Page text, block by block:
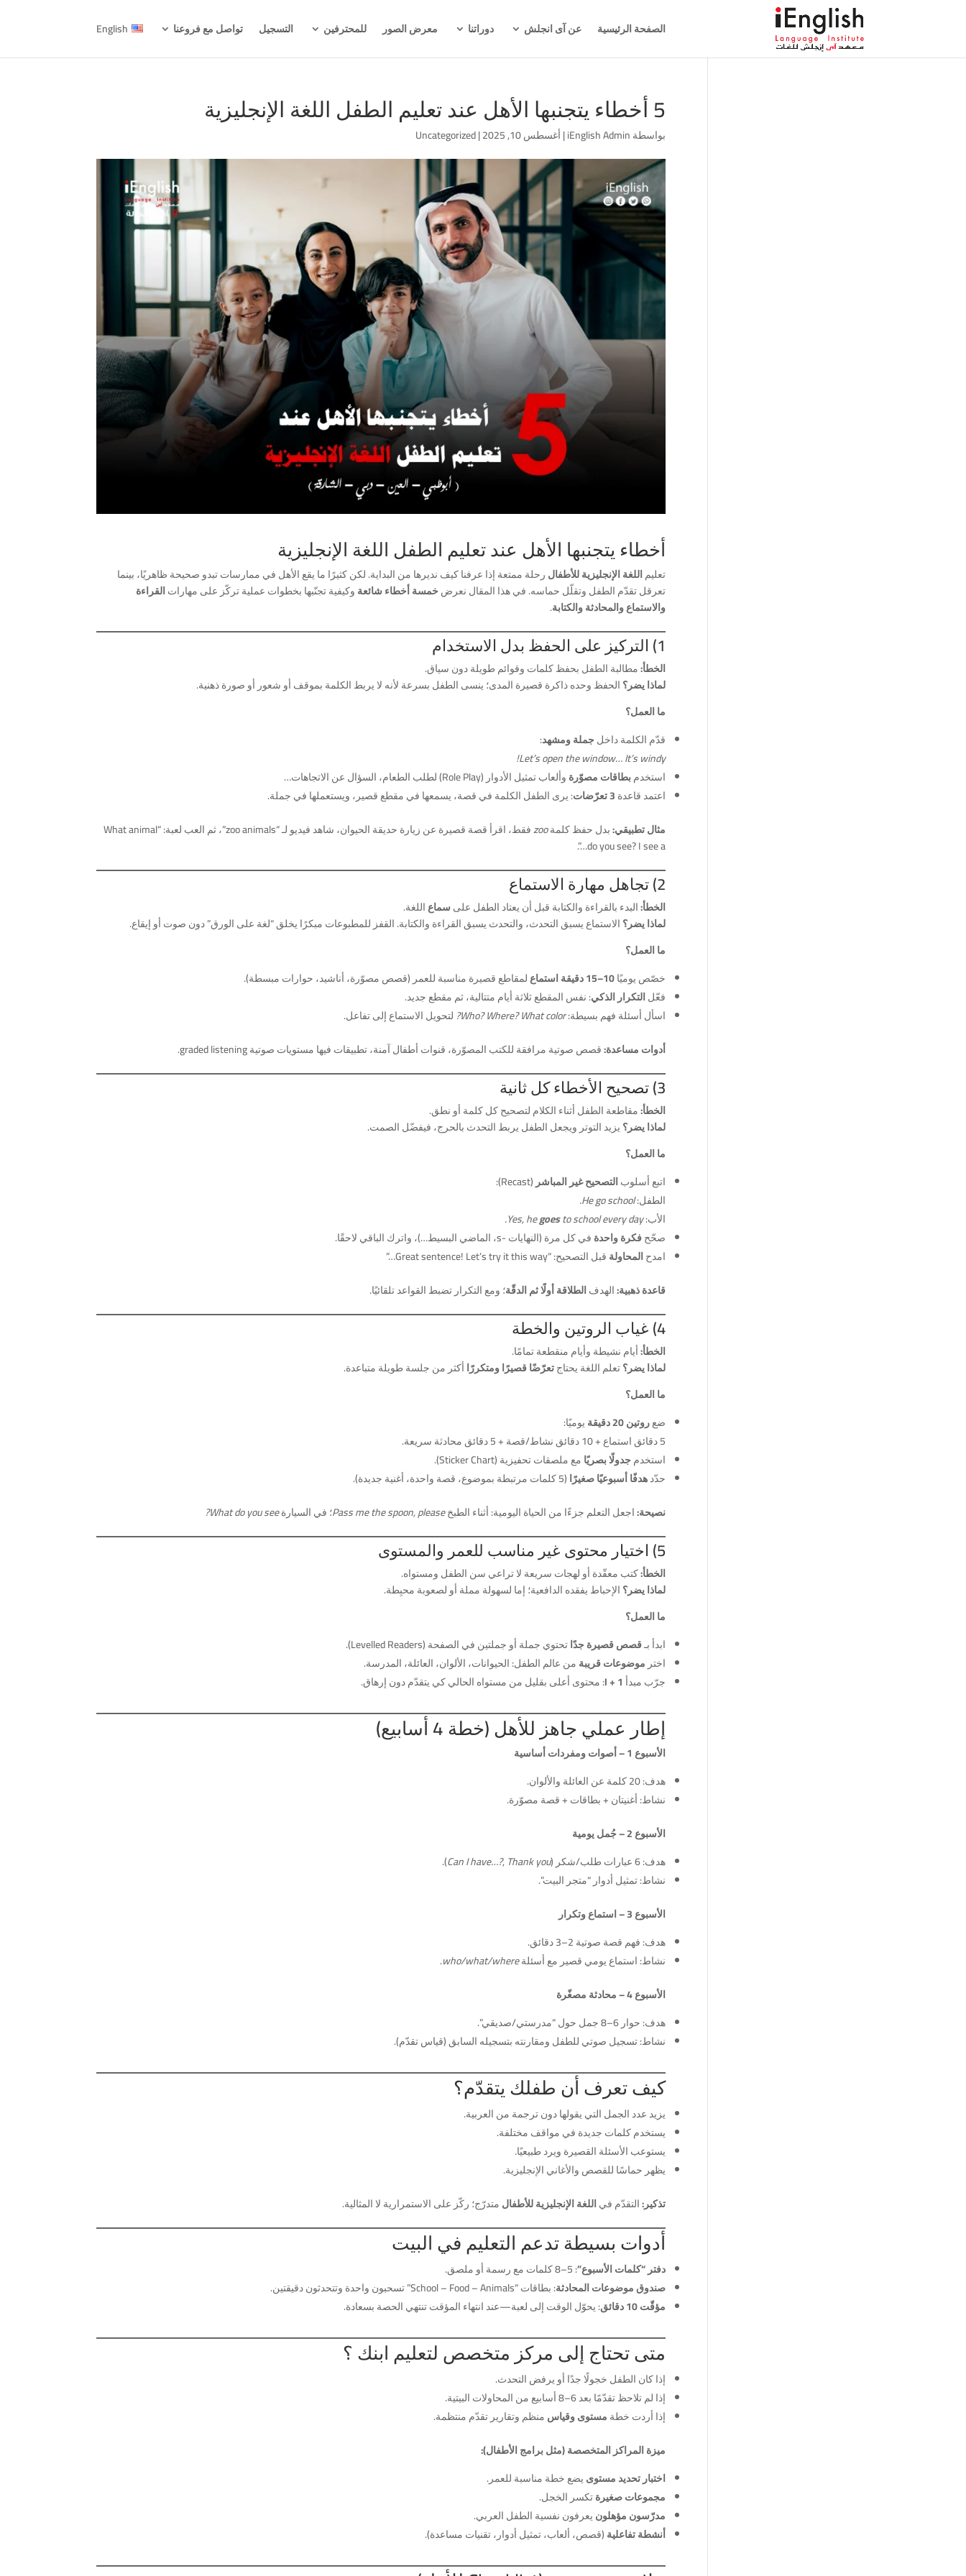
الصفحة الرئيسية عن آى انجلش دوراتنا معرض الصور للمحترفين التسجيل تواصل مع فروعنا English
5 أخطاء يتجنبها الأهل عند تعليم الطفل اللغة الإنجليزية
بواسطةiEnglish Admin
|أغسطس 10, 2025 |
Uncategorized
أخطاء يتجنبها الأهل عند تعليم الطفل اللغة الإنجليزية
تعليماللغة الإنجليزية للأطفالرحلة ممتعة إذا عرفنا كيف نديرها من البداية. لكن كثيرًا ما يقع الأهل في ممارسات تبدو صحيحة ظاهريًا، بينما
تعرقل تقدّم الطفل وتقلّل حماسه. في هذا المقال نعرضخمسة أخطاء شائعةوكيفية تجنّبها بخطوات عملية تركّز على مهاراتالقراءة
والاستماع والمحادثة والكتابة.
1) التركيز على الحفظ بدل الاستخدام
الخطأ:مطالبة الطفل بحفظ كلمات وقوائم طويلة دون سياق.
لماذا يضر؟الحفظ وحده ذاكرة قصيرة المدى؛ ينسى الطفل بسرعة لأنه لا يربط الكلمة بموقف أو شعور أو صورة ذهنية.
ما العمل؟
قدّم الكلمة داخلجملة ومشهد:
Let’s open the window… It’s windy!
استخدمبطاقات مصوّرةوألعاب تمثيل الأدوار (Role Play) لطلب الطعام، السؤال عن الاتجاهات…
اعتمد قاعدة3 تعرّضات
: يرى الطفل الكلمة في قصة، يسمعها في مقطع قصير، ويستعملها في جملة.
مثال تطبيقي:بدل حفظ كلمةzoo
فقط، اقرأ قصة قصيرة عن زيارة حديقة الحيوان، شاهد فيديو لـ “zoo animals”، ثم العب لعبة: “What animal
do you see? I see a…”.
2) تجاهل مهارة الاستماع
الخطأ:البدء بالقراءة والكتابة قبل أن يعتاد الطفل علىسماعاللغة.
لماذا يضر؟الاستماع يسبق التحدث، والتحدث يسبق القراءة والكتابة. القفز للمطبوعات مبكرًا يخلق “لغة على الورق” دون صوت أو إيقاع.
ما العمل؟
خصّص يوميًا10–15 دقيقة استماع
لمقاطع قصيرة مناسبة للعمر (قصص مصوّرة، أناشيد، حوارات مبسطة).
فعّلالتكرار الذكي: نفس المقطع ثلاثة أيام متتالية، ثم مقطع جديد.
اسأل أسئلة فهم بسيطة:Who? Where? What color? لتحويل الاستماع إلى تفاعل.
أدوات مساعدة:قصص صوتية مرافقة للكتب المصوّرة، قنوات أطفال آمنة، تطبيقات فيها مستويات صوتية graded listening.
3) تصحيح الأخطاء كل ثانية
الخطأ:مقاطعة الطفل أثناء الكلام لتصحيح كل كلمة أو نطق.
لماذا يضر؟يزيد التوتر ويجعل الطفل يربط التحدث بالحرج، فيفضّل الصمت.
ما العمل؟
اتبع أسلوبالتصحيح غير المباشر(Recast):
الطفل:He go school.
الأب:
Yes, hegoesto school every day.
صحّحفكرة واحدةفي كل مرة (النهايات -s، الماضي البسيط…)، واترك الباقي لاحقًا.
امدحالمحاولةقبل التصحيح: “Great sentence! Let’s try it this way…”
قاعدة ذهبية:الهدفالطلاقة أولًا ثم الدقّة؛ ومع التكرار تضبط القواعد تلقائيًا.
4) غياب الروتين والخطة
الخطأ:أيام نشيطة وأيام منقطعة تمامًا.
لماذا يضر؟تعلم اللغة يحتاجتعرّضًا قصيرًا ومتكررًاأكثر من جلسة طويلة متباعدة.
ما العمل؟
ضعروتين 20 دقيقة
يوميًا:
5 دقائق استماع + 10 دقائق نشاط/قصة + 5 دقائق محادثة سريعة.
استخدمجدولًا بصريًامع ملصقات تحفيزية (Sticker Chart).
حدّدهدفًا أسبوعيًا صغيرًا(5 كلمات مرتبطة بموضوع، قصة واحدة، أغنية جديدة).
نصيحة:اجعل التعلم جزءًا من الحياة اليومية: أثناء الطبخPass me the spoon, please؛ في السيارةWhat do you see?
5) اختيار محتوى غير مناسب للعمر والمستوى
الخطأ:كتب معقّدة أو لهجات سريعة لا تراعي سن الطفل ومستواه.
لماذا يضر؟الإحباط يفقده الدافعية؛ إما لسهولة مملة أو لصعوبة محبِطة.
ما العمل؟
ابدأ بـقصص قصيرة جدًاتحتوي جملة أو جملتين في الصفحة (Levelled Readers).
اختر موضوعات قريبةمن عالم الطفل: الحيوانات، الألوان، العائلة، المدرسة.
جرّب مبدأI + 1: محتوى أعلى بقليل من مستواه الحالي كي يتقدّم دون إرهاق.
إطار عملي جاهز للأهل (خطة 4 أسابيع)
الأسبوع 1 – أصوات ومفردات أساسية
هدف: 20 كلمة عن العائلة والألوان.
نشاط: أغنيتان + بطاقات + قصة مصوّرة.
الأسبوع 2 – جُمل يومية
هدف: 6 عبارات طلب/شكر (
Can I have…?,Thank you
).
نشاط: تمثيل أدوار “متجر البيت”.
الأسبوع 3 – استماع وتكرار
هدف: فهم قصة صوتية 2–3 دقائق.
نشاط: استماع يومي قصير مع أسئلةwho/what/where
.
الأسبوع 4 – محادثة مصغّرة
هدف: حوار 6–8 جمل حول “مدرستي/صديقي”.
نشاط: تسجيل صوتي للطفل ومقارنته بتسجيله السابق (قياس تقدّم).
كيف تعرف أن طفلك يتقدّم؟
يزيد عدد الجمل التي يقولها دون ترجمة من العربية.
يستخدم كلمات جديدة في مواقف مختلفة.
يستوعب الأسئلة القصيرة ويرد طبيعيًا.
يظهر حماسًا للقصص والأغاني الإنجليزية.
تذكير:التقدّم فياللغة الإنجليزية للأطفالمتدرّج؛ ركّز على الاستمرارية لا المثالية.
أدوات بسيطة تدعم التعليم في البيت
دفتر “كلمات الأسبوع”: 5–8 كلمات مع رسمة أو ملصق.
صندوق موضوعات المحادثة: بطاقات “School – Food – Animals” تسحبون واحدة وتتحدثون دقيقتين.
مؤقّت 10 دقائق
: يحوّل الوقت إلى لعبة—عند انتهاء المؤقت تنتهي الحصة بسعادة.
متى تحتاج إلى مركز متخصص لتعليم ابنك ؟
إذا كان الطفل خجولًا جدًا أو يرفض التحدث.
إذا لم تلاحظ تقدّمًا بعد 6–8 أسابيع من المحاولات البيتية.
إذا أردت خطةمستوى وقياسمنظم وتقارير تقدّم منتظمة.
ميزة المراكز المتخصصة (مثل برامج الأطفال):
اختبار تحديد مستوىيضع خطة مناسبة للعمر.
مجموعات صغيرةتكسر الخجل.
مدرّسون مؤهلونيعرفون نفسية الطفل العربي.
أنشطة تفاعلية(قصص، ألعاب، تمثيل أدوار، تقنيات مساعدة).